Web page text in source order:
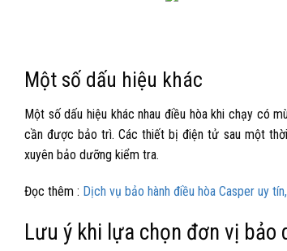
Một số dấu hiệu khác
Một số dấu hiệu khác nhau điều hòa khi chạy có
cần được bảo trì. Các thiết bị điện tử sau một
xuyên bảo dưỡng kiểm tra.
Đọc thêm : Dịch vụ bảo hành điều hòa Casper uy
Lưu ý khi lựa chọn đơn vị bảo